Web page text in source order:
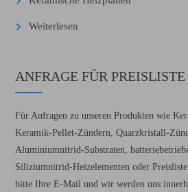
Weiterlesen
ANFRAGE FÜR PREISLISTE
Für Anfragen zu unseren Produkten wie
Keramik-Pellet-Zündern, Quarzkristall-
Aluminiumnitrid-Substraten,
Siliziumnitrid-Heizelementen oder
bitte Ihre E-Mail und wir werden uns